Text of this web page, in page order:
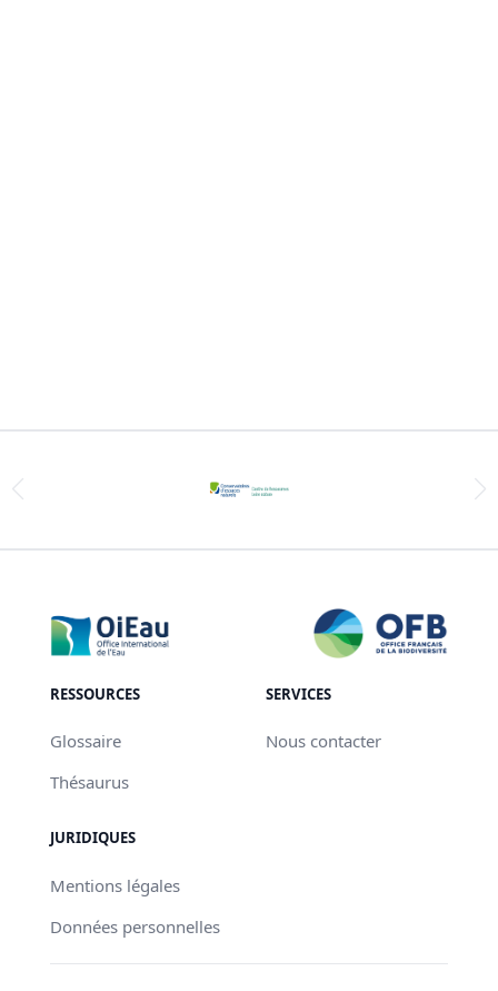
RESSOURCES
Glossaire
Thésaurus
SERVICES
Nous contacter
JURIDIQUES
Mentions légales
Données personnelles